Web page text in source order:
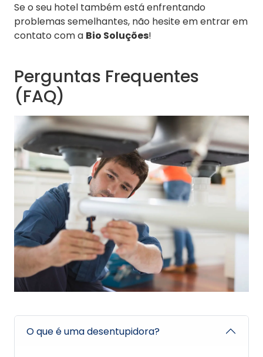
Se o seu hotel também está enfrentando
problemas semelhantes, não hesite em entrar em
contato com a Bio Soluções!
Perguntas Frequentes
(FAQ)
O que é uma desentupidora?